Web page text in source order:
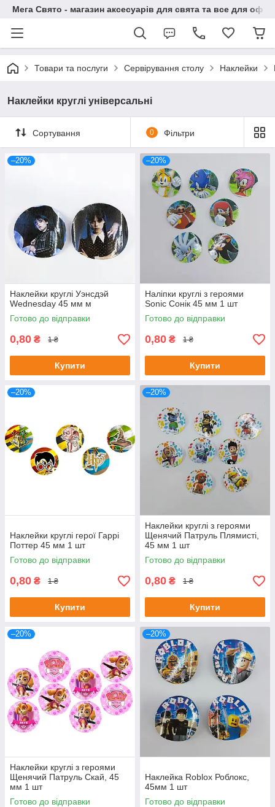
Мега Свято - магазин аксесуарів для свята та все для
Товари та послуги Сервірування столу Наклейки
Наклейки круглі універсальні
Сортування 0 Фільтри
–20%
Наклейки круглі Уэнсдэй
Wednesday 45 мм м
Готово до відправки
0,80 ₴ 1 ₴
Купити
–20%
Наліпки круглі з героями
Sonic Сонік 45 мм 1 шт
Готово до відправки
0,80 ₴ 1 ₴
Купити
–20%
Наклейки круглі герої Гаррі
Поттер 45 мм 1 шт
Готово до відправки
0,80 ₴ 1 ₴
Купити
–20%
Наклейки круглі з героями
Щенячий Патруль Плямисті,
45 мм 1 шт
Готово до відправки
0,80 ₴ 1 ₴
Купити
–20%
Наклейки круглі з героями
Щенячий Патруль Скай, 45
мм 1 шт
Готово до відправки
–20%
Наклейка Roblox Роблокс,
45мм 1 шт
Готово до відправки